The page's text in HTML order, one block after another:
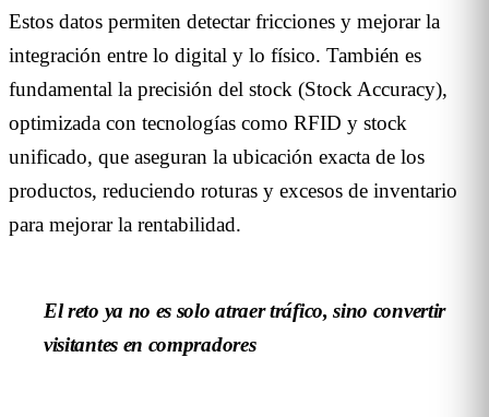
Estos datos permiten detectar fricciones y mejorar la
integración entre lo digital y lo físico. También es
fundamental la precisión del stock (Stock Accuracy),
optimizada con tecnologías como RFID y stock
unificado, que aseguran la ubicación exacta de los
productos, reduciendo roturas y excesos de inventario
para mejorar la rentabilidad.
El reto ya no es solo atraer tráfico, sino convertir
visitantes en compradores